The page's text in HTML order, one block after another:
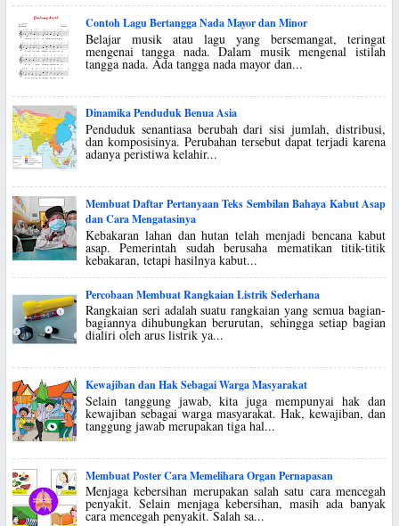
Contoh Lagu Bertangga Nada Mayor dan Minor
Belajar musik atau lagu yang bersemangat, teringat
mengenai tangga nada. Dalam musik mengenal istilah
tangga nada. Ada tangga nada mayor dan...
Dinamika Penduduk Benua Asia
Penduduk senantiasa berubah dari sisi jumlah, distribusi,
dan komposisinya. Perubahan tersebut dapat terjadi karena
adanya peristiwa kelahir...
Membuat Daftar Pertanyaan Teks Sembilan Bahaya Kabut Asap
dan Cara Mengatasinya
Kebakaran lahan dan hutan telah menjadi bencana kabut
asap. Pemerintah sudah berusaha mematikan titik-titik
kebakaran, tetapi hasilnya kabut...
Percobaan Membuat Rangkaian Listrik Sederhana
Rangkaian seri adalah suatu rangkaian yang semua bagian-
bagiannya dihubungkan berurutan, sehingga setiap bagian
dialiri oleh arus listrik ya...
Kewajiban dan Hak Sebagai Warga Masyarakat
Selain tanggung jawab, kita juga mempunyai hak dan
kewajiban sebagai warga masyarakat. Hak, kewajiban, dan
tanggung jawab merupakan tiga hal...
Membuat Poster Cara Memelihara Organ Pernapasan
Menjaga kebersihan merupakan salah satu cara mencegah
penyakit. Selain menjaga kebersihan, masih ada banyak
cara mencegah penyakit. Salah sa...